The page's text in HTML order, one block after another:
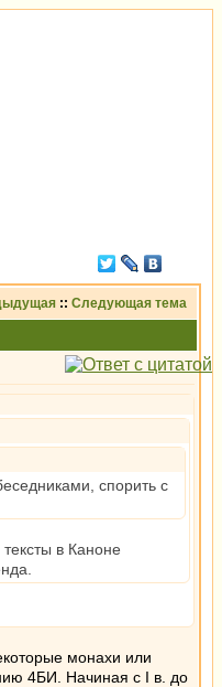
:: Следующая тема
спорить с
в Каноне
монахи или
4БИ. Начиная с I в. до